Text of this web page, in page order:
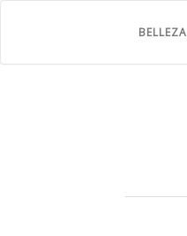
BELLEZA